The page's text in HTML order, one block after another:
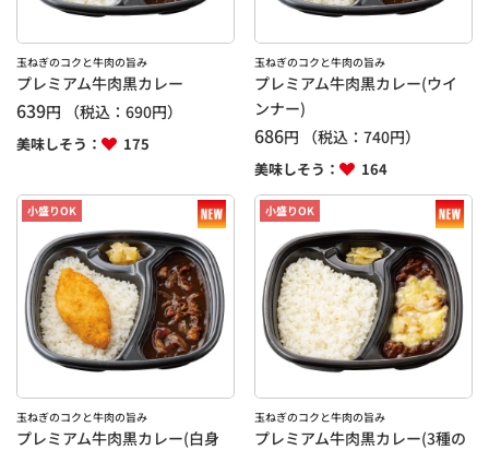
玉ねぎのコクと牛肉の旨み
プレミアム牛肉黒カレー
639円 （税込： 690円）
美味しそう： 175
玉ねぎのコクと牛肉の旨み
プレミアム牛肉黒カレー(ウイ
ンナー)
686円 （税込：740円）
美味しそう： 164
小盛りOK
玉ねぎのコクと牛肉の旨み
プレミアム牛肉黒カレー(白身
小盛りOK
玉ねぎのコクと牛肉の旨み
プレミアム牛肉黒カレー(3種の